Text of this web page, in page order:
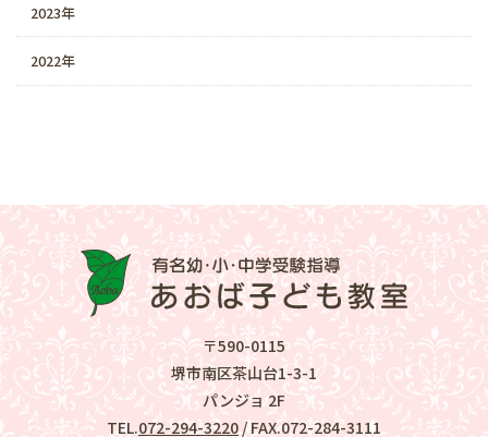
2023年
2022年
〒590-0115
堺市南区茶山台1-3-1
パンジョ 2F
TEL.072-294-3220 / FAX.072-284-3111